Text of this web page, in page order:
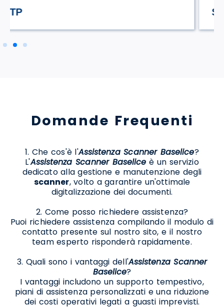
Domande Frequenti
1. Che cos'è l'Assistenza Scanner Baselice?
L'Assistenza Scanner Baselice è un servizio
dedicato alla gestione e manutenzione degli
scanner, volto a garantire un'ottimale
digitalizzazione dei documenti.
2. Come posso richiedere assistenza?
Puoi richiedere assistenza compilando il modulo di
contatto presente sul nostro sito, e il nostro
team esperto risponderà rapidamente.
3. Quali sono i vantaggi dell'Assistenza Scanner
Baselice?
I vantaggi includono un supporto tempestivo,
piani di assistenza personalizzati e una riduzione
dei costi operativi legati a guasti imprevisti.